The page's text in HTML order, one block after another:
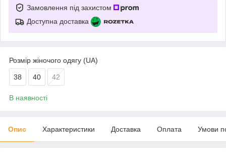
Замовлення під захистом
Доступна доставка
Розмір жіночого одягу (UA)
38 40 42
В наявності
Опис Характеристики Доставка Оплата Умови